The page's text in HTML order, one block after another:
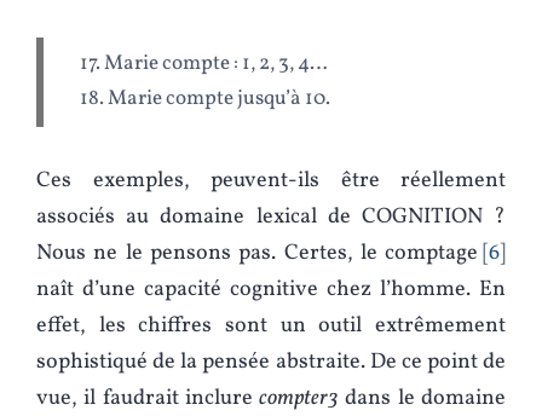
17. Marie compte : 1, 2, 3, 4…
18. Marie compte jusqu’à 10.
Ces exemples, peuvent-ils être réellement
associés au domaine lexical de COGNITION ?
Nous ne le pensons pas. Certes, le comptage 6
naît d’une capacité cognitive chez l’homme. En
effet, les chiffres sont un outil extrêmement
sophistiqué de la pensée abstraite. De ce point de
vue, il faudrait inclurecompter3 dans le domaine